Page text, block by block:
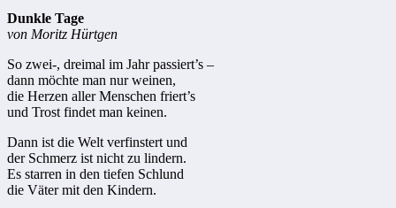
Dunkle Tage
von Moritz Hürtgen
So zwei-, dreimal im Jahr passiert’s –
dann möchte man nur weinen,
die Herzen aller Menschen friert’s
und Trost findet man keinen.
Dann ist die Welt verfinstert und
der Schmerz ist nicht zu lindern.
Es starren in den tiefen Schlund
die Väter mit den Kindern.